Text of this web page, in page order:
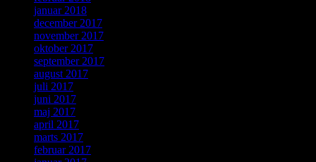
januar 2018
december 2017
november 2017
oktober 2017
september 2017
august 2017
juli 2017
juni 2017
maj 2017
april 2017
marts 2017
februar 2017